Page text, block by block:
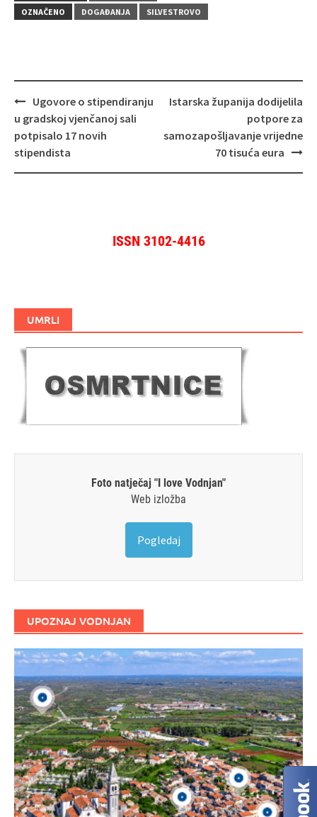
OZNAČENO
DOGAĐANJA SILVESTROVO
Navigacija
objava
Ugovore o stipendiranju
u gradskoj vjenčanoj sali
potpisalo 17 novih
stipendista
Istarska županija dodijelila
potpore za
samozapošljavanje vrijedne
70 tisuća eura
ISSN 3102-4416
UMRLI
Foto natječaj "I love Vodnjan"
Web izložba
Pogledaj
UPOZNAJ VODNJAN